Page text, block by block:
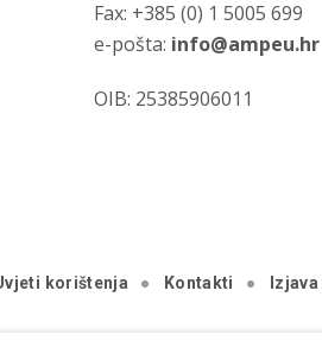
Fax: +385 (0) 1 5005 699
e-pošta: info@ampeu.hr
OIB: 25385906011
korištenja Kontakti